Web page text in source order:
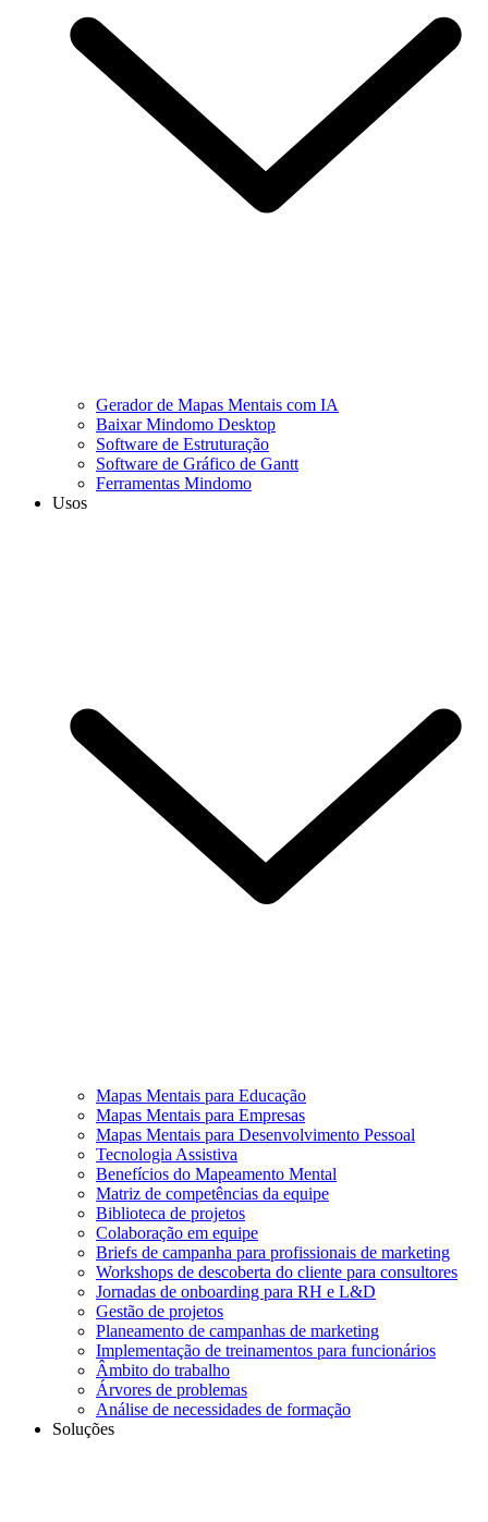
Gerador de Mapas Mentais com IA
Baixar Mindomo Desktop
Software de Estruturação
Software de Gráfico de Gantt
Ferramentas Mindomo
Usos
Mapas Mentais para Educação
Mapas Mentais para Empresas
Mapas Mentais para Desenvolvimento Pessoal
Tecnologia Assistiva
Benefícios do Mapeamento Mental
Matriz de competências da equipe
Biblioteca de projetos
Colaboração em equipe
Briefs de campanha para profissionais de marketing
Workshops de descoberta do cliente para consultores
Jornadas de onboarding para RH e L&D
Gestão de projetos
Planeamento de campanhas de marketing
Implementação de treinamentos para funcionários
Âmbito do trabalho
Árvores de problemas
Análise de necessidades de formação
Soluções